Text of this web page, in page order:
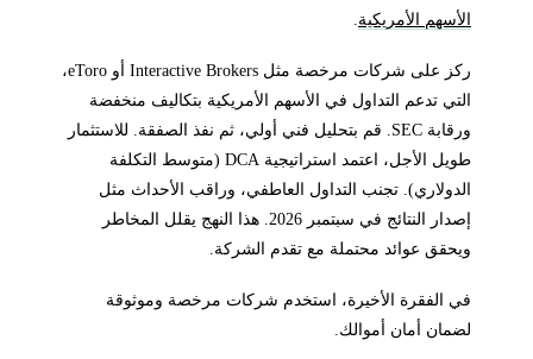
الأسهم الأمريكية.
ركز على شركات مرخصة مثل Interactive Brokers أو eToro،
التي تدعم التداول في الأسهم الأمريكية بتكاليف منخفضة
ورقابة SEC. قم بتحليل فني أولي، ثم نفذ الصفقة. للاستثمار
طويل الأجل، اعتمد استراتيجية DCA (متوسط التكلفة
الدولاري). تجنب التداول العاطفي، وراقب الأحداث مثل
إصدار النتائج في سبتمبر 2026. هذا النهج يقلل المخاطر
ويحقق عوائد محتملة مع تقدم الشركة.
في الفقرة الأخيرة، استخدم شركات مرخصة وموثوقة
لضمان أمان أموالك.